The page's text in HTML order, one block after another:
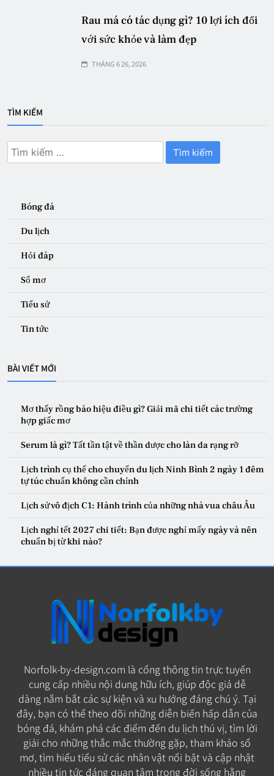
Rau má có tác dụng gì? 10 lợi ích đối
với sức khỏe và làm đẹp
THÁNG 6 26, 2026
TÌM KIẾM
Tìm
kiếm
Bóng đá
Du lịch
Hỏi đáp
Sổ mơ
Tiểu sử
Tin tức
BÀI VIẾT MỚI
Mơ thấy rồng báo hiệu điều gì? Giải mã chi tiết các trường
hợp giấc mơ
Serum là gì? Tất tần tật về thần dược cho làn da rạng rỡ
Lịch trình cụ thể cho chuyến du lịch Ninh Bình 2 ngày 1 đêm
tự túc chuẩn không cần chỉnh
Lịch sử vô địch C1: Hành trình của những nhà vua châu Âu
Lịch nghỉ tết 2027 chi tiết: Bạn được nghỉ mấy ngày và nên
chuẩn bị từ khi nào?
Norfolk-by-design.com là cổng thông tin trực tuyến
cung cấp nhiều nội dung hữu ích, giúp độc giả dễ
dàng nắm bắt các sự kiện và xu hướng đáng chú ý. Tại
đây, bạn có thể theo dõi những diễn biến hấp dẫn của
bóng đá, khám phá các điểm đến du lịch thú vị, tìm lời
giải cho những thắc mắc thường gặp, tham khảo sổ
mơ, tìm hiểu tiểu sử các nhân vật nổi bật và cập nhật
nhiều tin tức đáng quan tâm trong đời sống hằng